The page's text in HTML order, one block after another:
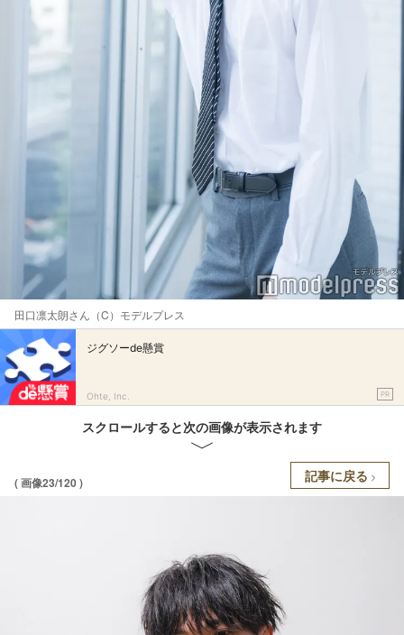
田口凛太朗さん（C）モデルプレス
ジグソーde懸賞
Ohte, Inc. PR
スクロールすると次の画像が表示されます
( 画像23/120 ) 記事に戻る